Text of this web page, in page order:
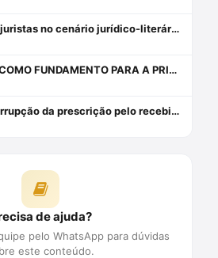
Jurados, literatos e juristas no cenário jurídico-literário: para quem vai o nobel de literatura de 2019?
A ORDEM PÚBLICA COMO FUNDAMENTO PARA A PRISÃO PREVENTIVA NO PROCESSO PENAL - 2 edição 2024 - HABITUS EDITORA Livro em oferta 1 janeiro 2024
Quando se dá a interrupção da prescrição pelo recebimento da denúncia? - por paulo silas taporosky filho
de ajuda?
pelo WhatsApp para dúvidas
este conteúdo.